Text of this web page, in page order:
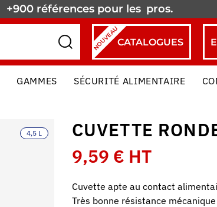
+900 références pour les pros.
NOUVEAUCATALOGUES
GAMMES SÉCURITÉ ALIMENTAIRE
4,5 L
CUVETTE
9,59 € HT
Cuvette apte au contact
Très bonne résistance